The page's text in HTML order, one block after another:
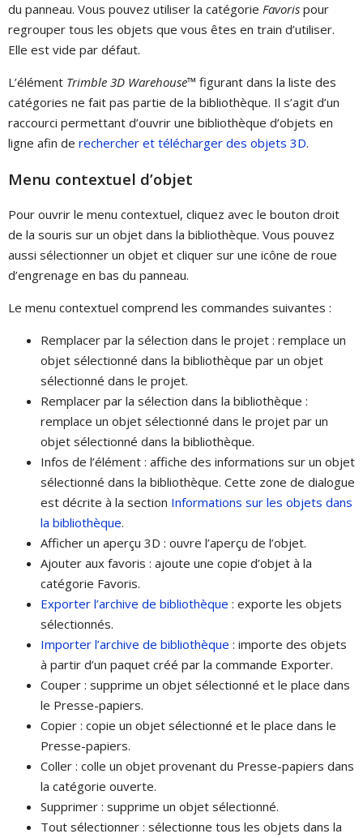
du panneau. Vous pouvez utiliser la catégorie Favoris pour
regrouper tous les objets que vous êtes en train d’utiliser.
Elle est vide par défaut.
L’élément Trimble 3D Warehouse™ figurant dans la liste des
catégories ne fait pas partie de la bibliothèque. Il s’agit d’un
raccourci permettant d’ouvrir une bibliothèque d’objets en
ligne afin de rechercher et télécharger des objets 3D.
Menu contextuel d’objet
Pour ouvrir le menu contextuel, cliquez avec le bouton droit
de la souris sur un objet dans la bibliothèque. Vous pouvez
aussi sélectionner un objet et cliquer sur une icône de roue
d’engrenage en bas du panneau.
Le menu contextuel comprend les commandes suivantes :
Remplacer par la sélection dans le projet : remplace un
objet sélectionné dans la bibliothèque par un objet
sélectionné dans le projet.
Remplacer par la sélection dans la bibliothèque :
remplace un objet sélectionné dans le projet par un
objet sélectionné dans la bibliothèque.
Infos de l’élément : affiche des informations sur un objet
sélectionné dans la bibliothèque. Cette zone de dialogue
est décrite à la section Informations sur les objets dans
la bibliothèque.
Afficher un aperçu 3D : ouvre l’aperçu de l’objet.
Ajouter aux favoris : ajoute une copie d’objet à la
catégorie Favoris.
Exporter l’archive de bibliothèque : exporte les objets
sélectionnés.
Importer l’archive de bibliothèque : importe des objets
à partir d’un paquet créé par la commande Exporter.
Couper : supprime un objet sélectionné et le place dans
le Presse-papiers.
Copier : copie un objet sélectionné et le place dans le
Presse-papiers.
Coller : colle un objet provenant du Presse-papiers dans
la catégorie ouverte.
Supprimer : supprime un objet sélectionné.
Tout sélectionner : sélectionne tous les objets dans la